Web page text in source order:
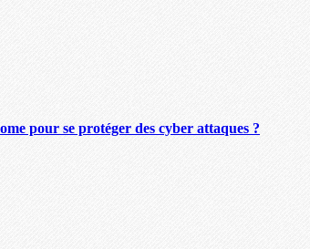
pour se protéger des cyber attaques ?